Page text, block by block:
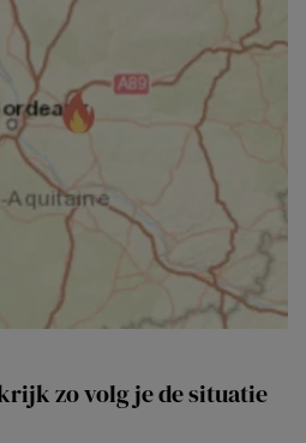
zo volg je de situatie